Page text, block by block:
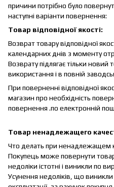
причини потрібно було
наступні варіанти повернення:
Товар відповідної якості:
Возврат товару відповідної
календарних днів з моменту
Возврату підлягає тільки новий
використання і в повній
При поверненні відповідної
магазин про необхідність
повернення .по електронній
Товар ненадлежащего
Что делать при ненадлежащем
Покупець може повернути
недоліки істотні і виникли по
Усунення недоліків, що